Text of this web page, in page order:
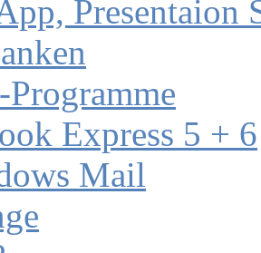
Presentaion
Express 5 + 6
Mail